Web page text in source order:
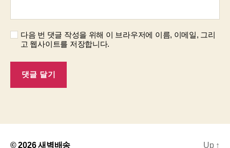
다음 번 댓글 작성을 위해 이 브라우저에 이름, 이메일, 그리
고 웹사이트를 저장합니다.
© 2026새벽배송 Up ↑